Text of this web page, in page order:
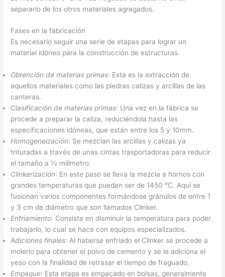
separarlo de los otros materiales agregados.
Fases en la fabricación
Es necesario seguir una serie de etapas para lograr un
material idóneo para la construcción de estructuras.
Obtención de materias primas: Esta es la extracción de
aquellos materiales como las piedras calizas y arcillas de las
canteras.
Clasificación de materias primas: Una vez en la fábrica se
procede a preparar la caliza, reduciéndola hasta las
especificaciones idóneas, que están entre los 5 y 10mm.
Homogeneización: Se mezclan las arcillas y calizas ya
trituradas a través de unas cintas trasportadoras para reducir
el tamaño a ½ milímetro.
Clinkerización: En este paso se lleva la mezcla a hornos con
grandes temperaturas que pueden ser de 1450 °C. Aquí se
fusionan varios componentes formándose gránulos de entre 1
y 3 cm de diámetro que son llamados Clinker.
Enfriamiento: Consiste en disminuir la temperatura para poder
trabajarlo, lo cual se hace con equipos especializados.
Adiciones finales: Al haberse enfriado el Clinker se procede a
molerlo para obtener el polvo de cemento y se le adiciona el
yeso con la finalidad de retrasar el tiempo de fraguado.
Empaque: Esta etapa es empacado en bolsas, generalmente